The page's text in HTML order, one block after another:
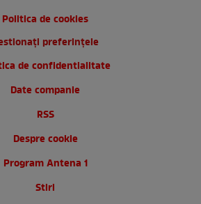
Politica de cookies
preferințele
de confidentialitate
Date companie
RSS
Despre cookie
Program Antena 1
Stiri